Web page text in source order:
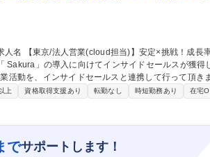
活動を、インサイドセールスと連携して行って頂き
な課題を解決する為の各種サービス (代行・研修・ク
供しつつ、お客様と関係を構築する為「入社間もな
ルアップ等も Sakuraを使いながらのミーティングを通
安定×挑戦！成長率120％/残業20h以下/フルリモ◎
上 資格取得支援あり 転勤なし 時短勤務あり 在宅
でサポートします！